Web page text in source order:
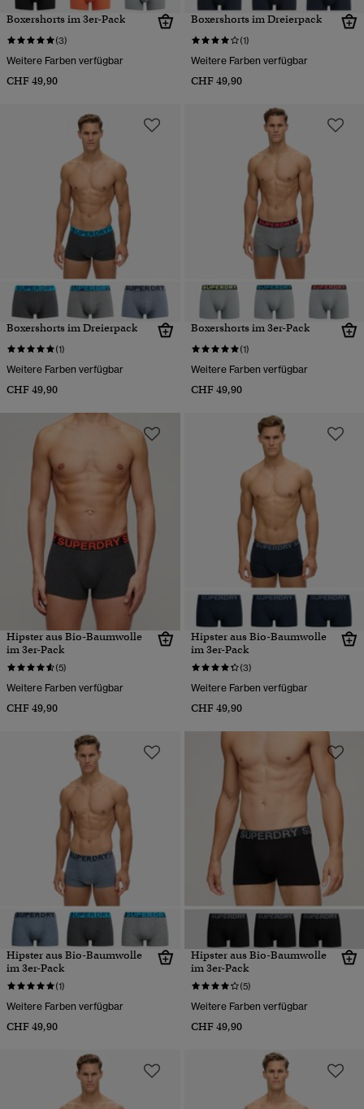
Boxershorts im 3er-Pack
(3)
Weitere Farben verfügbar
CHF 49,90
Boxershorts im Dreierpack
(1)
Weitere Farben verfügbar
CHF 49,90
Boxershorts im Dreierpack
(1)
Weitere Farben verfügbar
CHF 49,90
Boxershorts im 3er-Pack
(1)
Weitere Farben verfügbar
CHF 49,90
Hipster aus Bio-Baumwolle
im 3er-Pack
(5)
Weitere Farben verfügbar
CHF 49,90
Hipster aus Bio-Baumwolle
im 3er-Pack
(3)
Weitere Farben verfügbar
CHF 49,90
Hipster aus Bio-Baumwolle
im 3er-Pack
(1)
Weitere Farben verfügbar
CHF 49,90
Hipster aus Bio-Baumwolle
im 3er-Pack
(5)
Weitere Farben verfügbar
CHF 49,90